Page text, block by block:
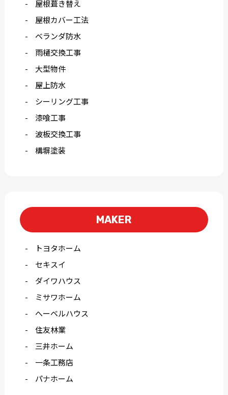
屋根葺き替え
屋根カバー工法
ベランダ防水
雨樋交換工事
大型物件
屋上防水
シーリング工事
漆喰工事
波板交換工事
構塀塗装
MAKER
トヨタホーム
セキスイ
ダイワハウス
ミサワホーム
へーベルハウス
住友林業
三井ホーム
一条工務店
パナホーム